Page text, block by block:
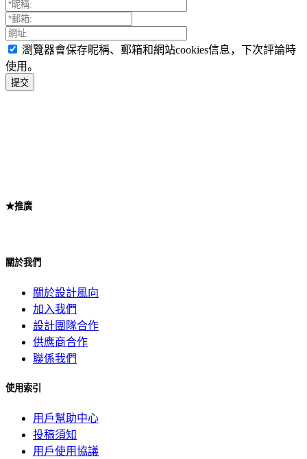
瀏覽器會保存昵稱、郵箱和網站cookies信息，下次評論時
使用。
★推廣
關於我們
關於設計風向
加入我們
設計團隊合作
供應商合作
聯係我們
使用索引
用戶幫助中心
投稿須知
用戶使用協議